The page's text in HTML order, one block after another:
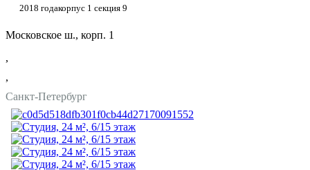
2018 годакорпус 1 секция 9
Московское ш., корп. 1
,
,
Санкт-Петербург